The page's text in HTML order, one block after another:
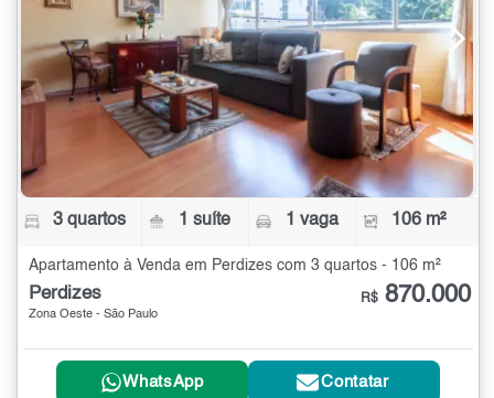
3 quartos 1 suíte 1 vaga 106 m²
Apartamento à Venda em Perdizes com 3 quartos - 106 m²
Perdizes
Zona Oeste - São Paulo
R$ 870.000
WhatsApp Contatar